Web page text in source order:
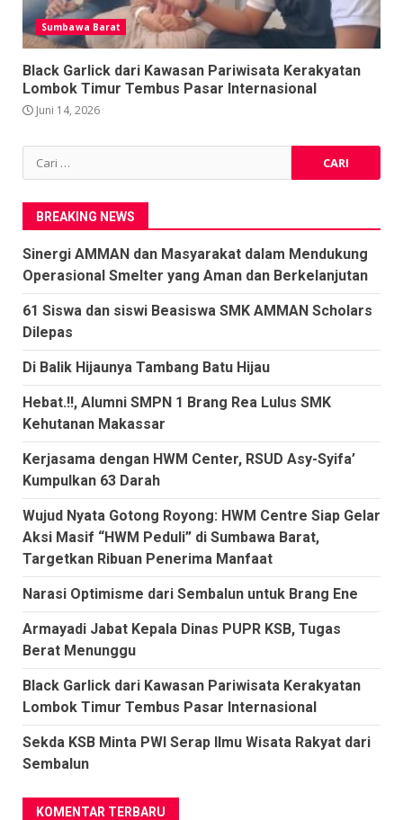
Sumbawa Barat
Black Garlick dari Kawasan Pariwisata Kerakyatan
Lombok Timur Tembus Pasar Internasional
Juni 14, 2026
Cari
untuk:
BREAKING NEWS
Sinergi AMMAN dan Masyarakat dalam Mendukung
Operasional Smelter yang Aman dan Berkelanjutan
61 Siswa dan siswi Beasiswa SMK AMMAN Scholars
Dilepas
Di Balik Hijaunya Tambang Batu Hijau
Hebat.!!, Alumni SMPN 1 Brang Rea Lulus SMK
Kehutanan Makassar
Kerjasama dengan HWM Center, RSUD Asy-Syifa’
Kumpulkan 63 Darah
Wujud Nyata Gotong Royong: HWM Centre Siap Gelar
Aksi Masif “HWM Peduli” di Sumbawa Barat,
Targetkan Ribuan Penerima Manfaat
Narasi Optimisme dari Sembalun untuk Brang Ene
Armayadi Jabat Kepala Dinas PUPR KSB, Tugas
Berat Menunggu
Black Garlick dari Kawasan Pariwisata Kerakyatan
Lombok Timur Tembus Pasar Internasional
Sekda KSB Minta PWI Serap Ilmu Wisata Rakyat dari
Sembalun
KOMENTAR TERBARU